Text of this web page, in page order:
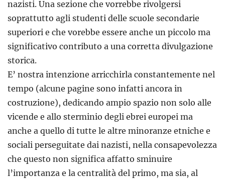
nazisti. Una sezione che vorrebbe rivolgersi
soprattutto agli studenti delle scuole secondarie
superiori e che vorebbe essere anche un piccolo ma
significativo contributo a una corretta divulgazione
storica.
E’ nostra intenzione arricchirla constantemente nel
tempo (alcune pagine sono infatti ancora in
costruzione), dedicando ampio spazio non solo alle
vicende e allo sterminio degli ebrei europei ma
anche a quello di tutte le altre minoranze etniche e
sociali perseguitate dai nazisti, nella consapevolezza
che questo non significa affatto sminuire
l’importanza e la centralità del primo, ma sia, al